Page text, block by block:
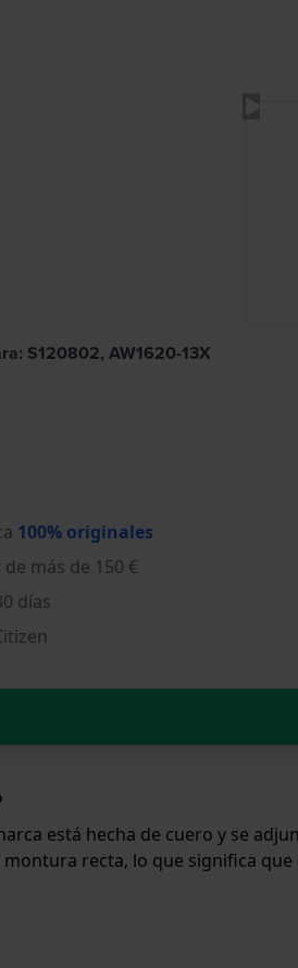
S120802, AW1620-13X
100% originales
más de 150 €
días
está hecha de cuero y se
recta, lo que significa